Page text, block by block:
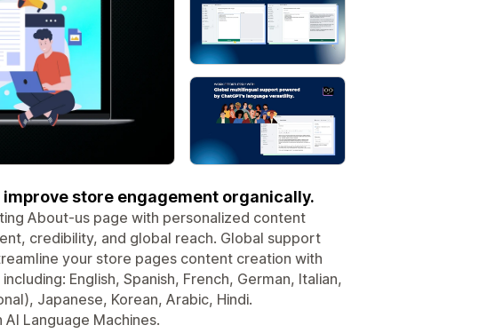
store engagement organically.
About-us page with personalized content
credibility, and global reach. Global support
your store pages content creation with
English, Spanish, French, German, Italian,
Japanese, Korean, Arabic, Hindi.
Language Machines.